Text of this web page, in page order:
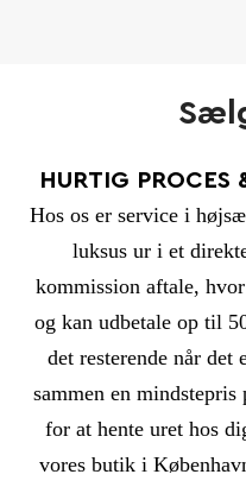
HURTIG PROCES
Hos os er service i
luksus ur i et
kommission aftale,
og kan udbetale op til
det resterende når
sammen en
for at hente uret hos
vores butik i